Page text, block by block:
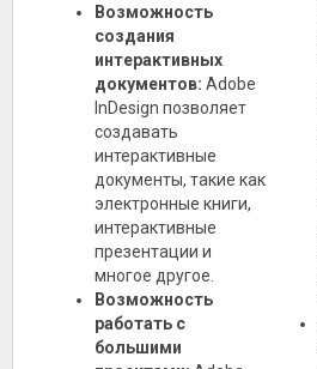
Возможность
создания
интерактивных
документов: Adobe
InDesign позволяет
создавать
интерактивные
документы, такие как
электронные книги,
интерактивные
презентации и
многое другое.
Возможность
работать с
большими